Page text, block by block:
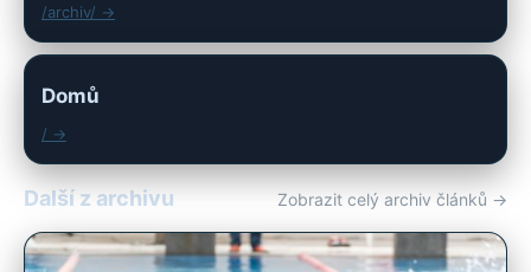
/archiv/ →
Domů
/ →
Další z archivu Zobrazit celý archiv článků →